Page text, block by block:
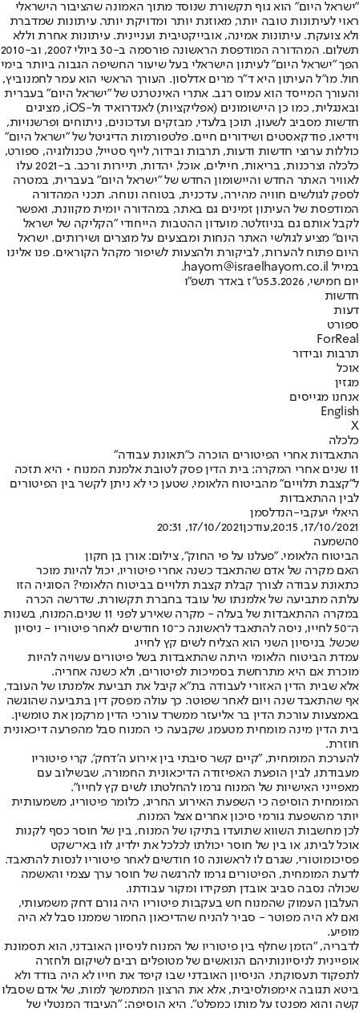
"ישראל היום" הוא גוף תקשורת שנוסד מתוך האמונה שהציבור הישראלי
ראוי לעיתונות טובה יותר, מאוזנת יותר ומדויקת יותר. עיתונות שמדברת
ולא צועקת. עיתונות אמינה, אובייקטיבית ועניינית. עיתונות אחרת וללא
תשלום. המהדורה המודפסת הראשונה פורסמה ב-30 ביולי 2007, וב-2010
הפך "ישראל היום" לעיתון הישראלי בעל שיעור החשיפה הגבוה ביותר בימי
חול. מו"ל העיתון היא ד"ר מרים אדלסון. העורך הראשי הוא עמר לחמנוביץ,
והעורך המייסד הוא עמוס רגב. אתרי האינטרנט של "ישראל היום" בעברית
ובאנגלית, כמו כן היישומונים (אפליקציות) לאנדרואיד ול-iOS, מציגים
חדשות מסביב לשעון, תוכן בלעדי, מבזקים ועדכונים, ניתוחים ופרשנויות,
וידיאו, פודקאסטים ושידורים חיים. פלטפורמות הדיגיטל של "ישראל היום"
כוללות ערוצי חדשות ודעות, תרבות ובידור, לייף סטייל, טכנולוגיה, ספורט,
כלכלה וצרכנות, בריאות, חיילים, אוכל, יהדות, תיירות ורכב. ב-2021 עלו
לאוויר האתר החדש והיישומון החדש של "ישראל היום" בעברית, במטרה
לספק לגולשים חוויה מהירה, עדכנית, בטוחה ונוחה. תכני המהדורה
המודפסת של העיתון זמינים גם באתר, במהדורה יומית מקוונת, ואפשר
לקבל אותם גם בניוזלטר. מועדון ההטבות הייחודי "הקליקה של ישראל
היום" מציע לגולשי האתר הנחות ומבצעים על מוצרים ושירותים. ישראל
היום פתוח להערות, לביקורת ולהצעות לשיפור מקהל הקוראים. פנו אלינו
במייל hayom@israelhayom.co.il.
יום חמישי, 5.3.2026
ט"ז באדר תשפ"ו
חדשות
דעות
ספורט
ForReal
תרבות ובידור
אוכל
מגזין
אנחנו מגייסים
English
X
כלכלה
התאבדות אחרי הפיטורים הוכרה כ"תאונת עבודה"
11 שנים אחרי המקרה: בית הדין פסק לטובת אלמנת המנוח • היא תזכה
ל"קצבת תלויים" מהביטוח הלאומי, שטען כי לא ניתן לקשר בין הפיטורים
לבין ההתאבדות
היאלי יעקבי-הנדלסמן
17/10/2021, 20:15
,עודכן17/10/2021, 20:31
0השמעה
הביטוח הלאומי. "פעלנו על פי החוק", צילום: אורן בן חקון
האם מקרה של אדם שהתאבד כשנה אחרי פיטוריו, יכול להיות מוכר
כתאונת עבודה לצורך קבלת קצבת תלויים בביטוח הלאומי? הסוגיה הזו
עלתה מתביעה של אלמנתו של עובד בחברת תקשורת, שדרשה הכרה
במקרה ההתאבדות של בעלה - מקרה שאירע לפני 11 שנים.המנוח, בשנות
ה־50 לחייו, ניסה להתאבד לראשונה כ־10 חודשים לאחר פיטוריו - ניסיון
שכשל. בניסיון השני הוא הצליח לשים קץ לחייו.
עמדת הביטוח הלאומי היתה שהתאבדות בשל פיטורים עשויה להיות
מוכרת אם היא מתרחשת בסמיכות לפיטורים, ולא כשנה אחריה.
אלא שבית הדין האזורי לעבודה בת"א קיבל את תביעת אלמנתו של העובד,
אף שהתאבד שנה ויום לאחר שפוטר. כך עולה מפסק דין בתביעה שהוגשה
באמצעות עורכת הדין בר אליעזר ממשרד עורכי הדין מרקמן את טומשין.
בית הדין מינה מומחית מטעמו, שקבעה כי המנוח סבל מהפרעה דיכאונית
חוזרת.
להערכת המומחית, "קיים קשר סיבתי בין אירוע ה'דחק', קרי פיטוריו
מעבודתו, לבין הופעת האפיזודה הדיכאונית החמורה, שבשילוב עם
מאפייני האישיות של המנוח גרמו להחלטתו לשים קץ לחייו".
המומחית הוסיפה כי השפעת האירוע החריג, כלומר פיטוריו, משמעותית
יותר מהשפעת גורמי סיכון אחרים אצל המנוח.
לכן מחשבות השווא שתועדו בתיקו של המנוח, בין של חוסר כסף לקנות
אוכל לביתו, או בין של חוסר יכולתו לכלכל את ילדיו, לוו באי־שקט
פסיכומוטורי, שגרם לו לראשונה 10 חודשים לאחר פיטוריו לנסות להתאבד.
לדעת המומחית, הפיטורים גרמו להרגשה של חוסר ערך עצמי והאשמה
שכולה נסבה סביב אובדן תפקידו ומקור עבודתו.
העלבון העמוק שהמנוח חש בעקבות פיטוריו היה גורם דחק משמעותי,
ואם לא היה מפוטר - סביר להניח שהדיכאון החמור שממנו סבל לא היה
מופיע.
לדבריה, "הזמן שחלף בין פיטוריו של המנוח לניסיון האובדני, הוא תסמונת
אופיינית לניסיונותיהם הנואשים של מטופלים רבים לשיקום ולחזרה
לתפקוד תעסוקתי. הניסיון האובדני שבו קיפד את חייו לא היה בודד ולא
ביטא תגובה אימפולסיבית, אלא את הרצון המתמשך למות, של אדם שסבלו
קשה והוא מפנטז על מותו כמפלט". היא הוסיפה: "העיבוד המנטלי של